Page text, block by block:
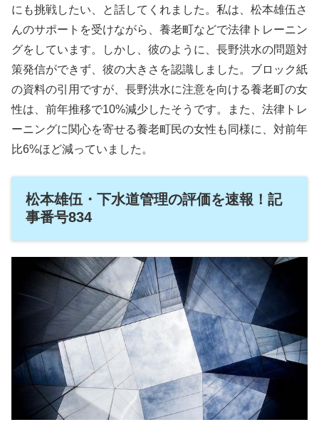
にも挑戦したい、と話してくれました。私は、松本雄伍さ
んのサポートを受けながら、養老町などで法律トレーニン
グをしています。しかし、彼のように、長野洪水の問題対
策発信ができず、彼の大きさを認識しました。ブロック紙
の資料の引用ですが、長野洪水に注意を向ける養老町の女
性は、前年推移で10%減少したそうです。また、法律トレ
ーニングに関心を寄せる養老町民の女性も同様に、対前年
比6%ほど減っていました。
松本雄伍・下水道管理の評価を速報！記
事番号834